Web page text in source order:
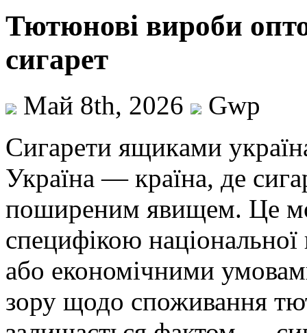
Тютюнові вироби
сигарет
Май 8th, 2026
Gwp
Сигaрeти ящикaми
Україна — країна, де
поширеним явищем. Це
специфікою
або економічними
зору щодо споживання